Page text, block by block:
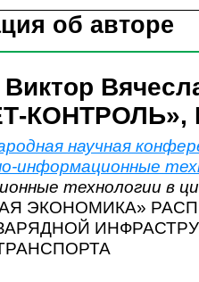
об авторе
Виктор
КОНТРОЛЬ»,
научная
информационные
технологии в
ЭКОНОМИКА»